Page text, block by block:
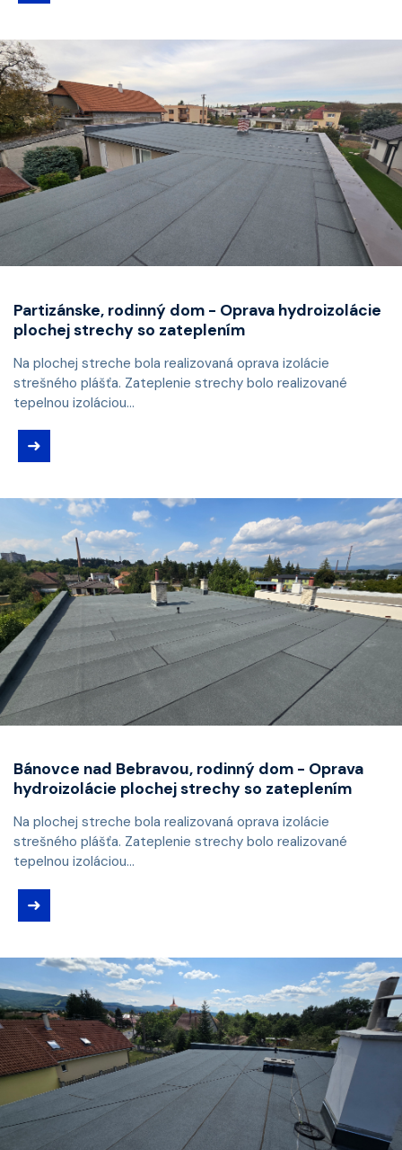
Partizánske, rodinný dom - Oprava hydroizolácie
plochej strechy so zateplením
Na plochej streche bola realizovaná oprava izolácie
strešného plášťa. Zateplenie strechy bolo realizované
tepelnou izoláciou...
➜
Bánovce nad Bebravou, rodinný dom - Oprava
hydroizolácie plochej strechy so zateplením
Na plochej streche bola realizovaná oprava izolácie
strešného plášťa. Zateplenie strechy bolo realizované
tepelnou izoláciou...
➜